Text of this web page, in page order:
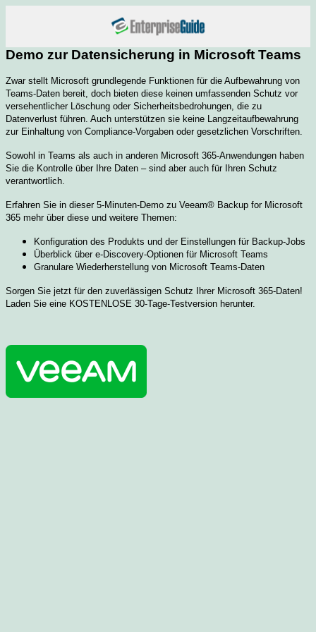
Demo zur Datensicherung in Microsoft Teams
Zwar stellt Microsoft grundlegende Funktionen für die Aufbewahrung von
Teams-Daten bereit, doch bieten diese keinen umfassenden Schutz vor
versehentlicher Löschung oder Sicherheitsbedrohungen, die zu
Datenverlust führen. Auch unterstützen sie keine Langzeitaufbewahrung
zur Einhaltung von Compliance-Vorgaben oder gesetzlichen Vorschriften.
Sowohl in Teams als auch in anderen Microsoft 365-Anwendungen haben
Sie die Kontrolle über Ihre Daten – sind aber auch für Ihren Schutz
verantwortlich.
Erfahren Sie in dieser 5-Minuten-Demo zu Veeam® Backup for Microsoft
365 mehr über diese und weitere Themen:
Konfiguration des Produkts und der Einstellungen für Backup-Jobs
Überblick über e-Discovery-Optionen für Microsoft Teams
Granulare Wiederherstellung von Microsoft Teams-Daten
Sorgen Sie jetzt für den zuverlässigen Schutz Ihrer Microsoft 365-Daten!
Laden Sie eine KOSTENLOSE 30-Tage-Testversion herunter.